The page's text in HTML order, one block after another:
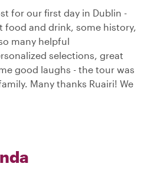
for our first day in Dublin -
food and drink, some history,
many helpful
selections, great
good laughs - the tour was
Many thanks Ruairi! We